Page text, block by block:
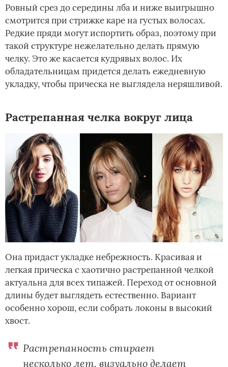
Ровный срез до середины лба и ниже выигрышно
смотрится при стрижке каре на густых волосах.
Редкие пряди могут испортить образ, поэтому при
такой структуре нежелательно делать прямую
челку. Это же касается кудрявых волос. Их
обладательницам придется делать ежедневную
укладку, чтобы прическа не выглядела неряшливой.
Растрепанная челка вокруг лица
Она придаст укладке небрежность. Красивая и
легкая прическа с хаотично растрепанной челкой
актуальна для всех типажей. Переход от основной
длины будет выглядеть естественно. Вариант
особенно хорош, если собрать локоны в высокий
хвост.
Растрепанность стирает
несколько лет, визуально делает